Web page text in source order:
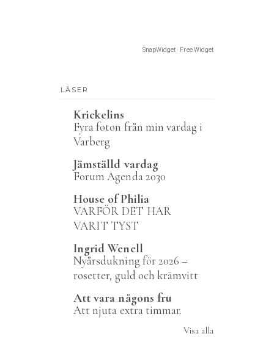
SnapWidget · Free Widget
LÄSER
Krickelins
Fyra foton från min vardag i
Varberg
Jämställd vardag
Forum Agenda 2030
House of Philia
VARFÖR DET HAR
VARIT TYST
Ingrid Wenell
Nyårsdukning för 2026 –
rosetter, guld och krämvitt
Att vara någons fru
Att njuta extra timmar.
Visa alla